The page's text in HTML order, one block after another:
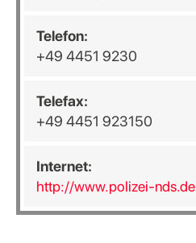
Telefon:
+49 4451 9230
Telefax:
+49 4451 923150
Internet:
http://www.polizei-nds.de